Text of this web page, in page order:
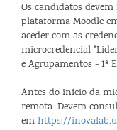
Os candidatos
plataforma Moodle
aceder com as
microcredencial
e Agrupamentos - 1ª
Antes do início da
remota. Devem
em https://